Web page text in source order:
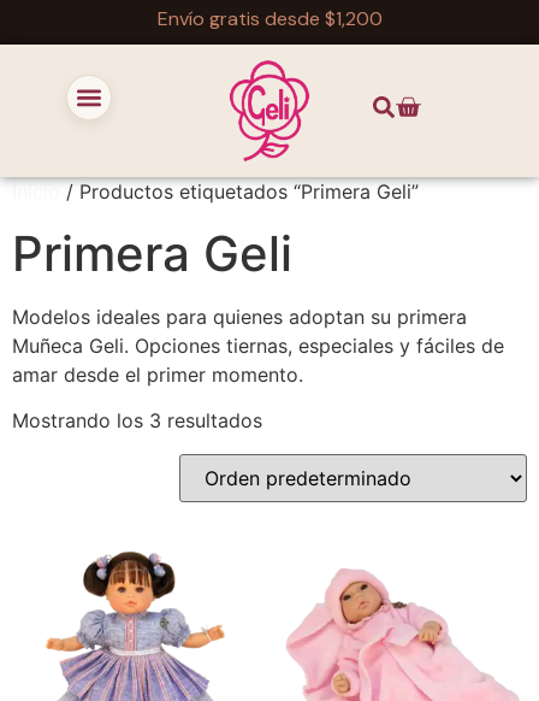
Envío gratis desde $1,200
Inicio/ Productos etiquetados “Primera Geli”
Primera Geli
Modelos ideales para quienes adoptan su primera
Muñeca Geli. Opciones tiernas, especiales y fáciles de
amar desde el primer momento.
Mostrando los 3 resultados